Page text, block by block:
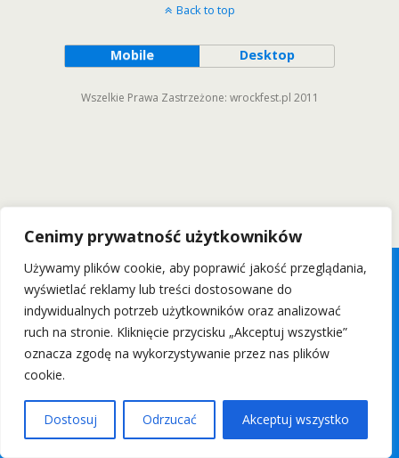
Cenimy prywatność użytkowników
Używamy plików cookie, aby poprawić jakość przeglądania,
wyświetlać reklamy lub treści dostosowane do
indywidualnych potrzeb użytkowników oraz analizować
ruch na stronie. Kliknięcie przycisku „Akceptuj wszystkie”
oznacza zgodę na wykorzystywanie przez nas plików
cookie.
Dostosuj Odrzucać Akceptuj wszystko
Back to top
Mobile Desktop
Wszelkie Prawa Zastrzeżone: wrockfest.pl 2011